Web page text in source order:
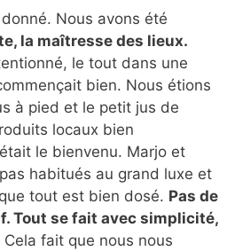
Nous avons été
la maîtresse des lieux.
le tout dans une
bien. Nous étions
à pied et le petit jus de
locaux bien
le bienvenu. Marjo et
habitués au grand luxe et
tout est bien dosé. Pas de
Tout se fait avec simplicité,
Cela fait que nous nous